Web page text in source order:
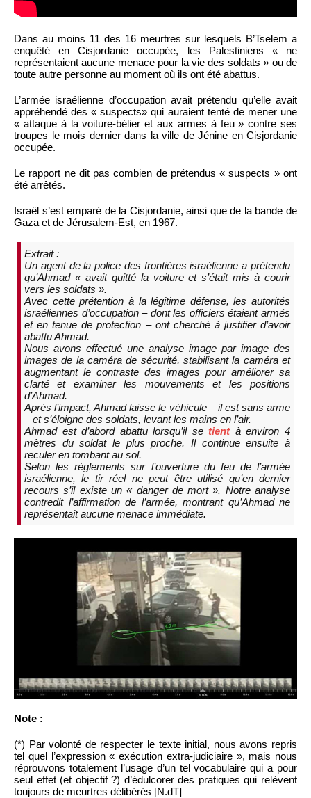
Dans au moins 11 des 16 meurtres sur lesquels B’Tselem a
enquêté en Cisjordanie occupée, les Palestiniens « ne
représentaient aucune menace pour la vie des soldats » ou de
toute autre personne au moment où ils ont été abattus.
L’armée israélienne d’occupation avait prétendu qu’elle avait
appréhendé des « suspects» qui auraient tenté de mener une
« attaque à la voiture-bélier et aux armes à feu » contre ses
troupes le mois dernier dans la ville de Jénine en Cisjordanie
occupée.
Le rapport ne dit pas combien de prétendus « suspects » ont
été arrêtés.
Israël s’est emparé de la Cisjordanie, ainsi que de la bande de
Gaza et de Jérusalem-Est, en 1967.
Extrait :
Un agent de la police des frontières israélienne a prétendu
qu’Ahmad « avait quitté la voiture et s’était mis à courir
vers les soldats ».
Avec cette prétention à la légitime défense, les autorités
israéliennes d’occupation – dont les officiers étaient armés
et en tenue de protection – ont cherché à justifier d’avoir
abattu Ahmad.
Nous avons effectué une analyse image par image des
images de la caméra de sécurité, stabilisant la caméra et
augmentant le contraste des images pour améliorer sa
clarté et examiner les mouvements et les positions
d’Ahmad.
Après l’impact, Ahmad laisse le véhicule – il est sans arme
– et s’éloigne des soldats, levant les mains en l’air.
Ahmad est d’abord abattu lorsqu’il setientà environ 4
mètres du soldat le plus proche. Il continue ensuite à
reculer en tombant au sol.
Selon les règlements sur l’ouverture du feu de l’armée
israélienne, le tir réel ne peut être utilisé qu’en dernier
recours s’il existe un « danger de mort ». Notre analyse
contredit l’affirmation de l’armée, montrant qu’Ahmad ne
représentait aucune menace immédiate.
Note :
(*) Par volonté de respecter le texte initial, nous avons repris
tel quel l’expression « exécution extra-judiciaire », mais nous
réprouvons totalement l’usage d’un tel vocabulaire qui a pour
seul effet (et objectif ?) d’édulcorer des pratiques qui relèvent
toujours de meurtres délibérés [N.dT]